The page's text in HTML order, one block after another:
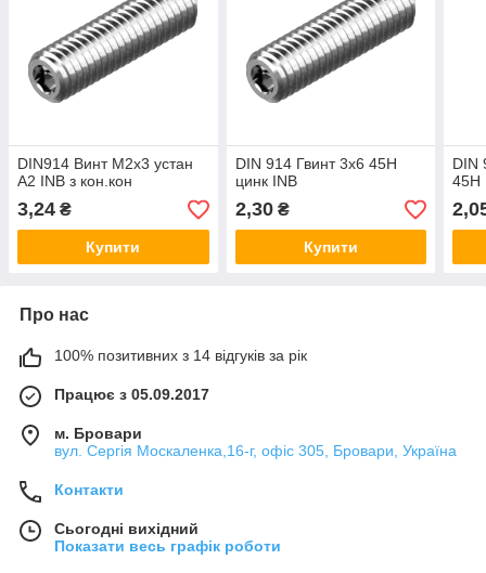
DIN914 Винт М2х3 устан
А2 INB з кон.кон
3,24 ₴
Купити
DIN 914 Гвинт 3х6 45H
цинк INB
2,30₴
Купити
DIN
45H
Про нас
100% позитивних з 14 відгуків за рік
Працює з 05.09.2017
м. Бровари
вул. Сергія Москаленка,16-г, офіс 305, Бровари, Україна
Контакти
Сьогодні вихідний
Показати весь графік роботи